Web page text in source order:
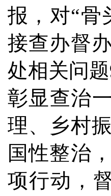
报，对“骨
接查办督
处相关问
彰显查治
理、乡村
国性整治
项行动，